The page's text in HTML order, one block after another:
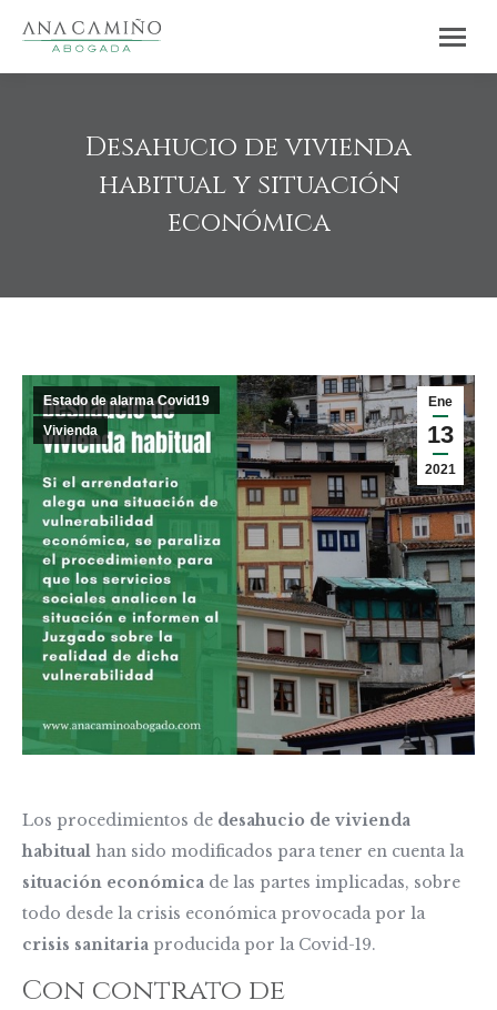
Desahucio de vivienda
habitual y situación
económica
Ene
13
2021
Estado de alarma Covid19
Vivienda
Los procedimientos de desahucio de vivienda
habitual han sido modificados para tener en cuenta la
situación económica de las partes implicadas, sobre
todo desde la crisis económica provocada por la
crisis sanitaria producida por la Covid-19.
Con contrato de